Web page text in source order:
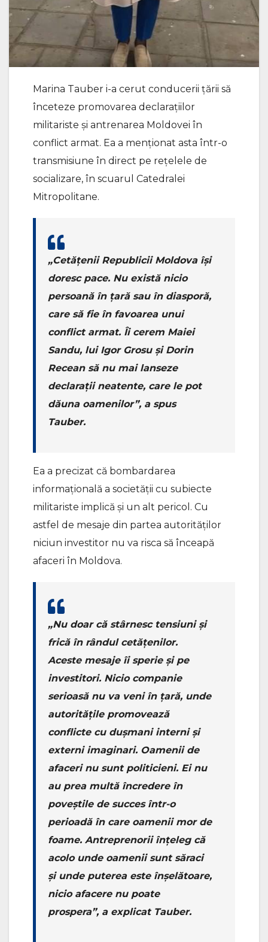
Marina Tauber i-a cerut conducerii țării să
înceteze promovarea declarațiilor
militariste și antrenarea Moldovei în
conflict armat. Ea a menționat asta într-o
transmisiune în direct pe rețelele de
socializare, în scuarul Catedralei
Mitropolitane.
„Cetățenii Republicii Moldova își
doresc pace. Nu există nicio
persoană în țară sau în diasporă,
care să fie în favoarea unui
conflict armat. Îi cerem Maiei
Sandu, lui Igor Grosu și Dorin
Recean să nu mai lanseze
declarații neatente, care le pot
dăuna oamenilor”, a spus
Tauber.
Ea a precizat că bombardarea
informațională a societății cu subiecte
militariste implică și un alt pericol. Cu
astfel de mesaje din partea autorităților
niciun investitor nu va risca să înceapă
afaceri în Moldova.
„Nu doar că stârnesc tensiuni și
frică în rândul cetățenilor.
Aceste mesaje îi sperie și pe
investitori. Nicio companie
serioasă nu va veni în țară, unde
autoritățile promovează
conflicte cu dușmani interni și
externi imaginari. Oamenii de
afaceri nu sunt politicieni. Ei nu
au prea multă încredere în
poveștile de succes într-o
perioadă în care oamenii mor de
foame. Antreprenorii înțeleg că
acolo unde oamenii sunt săraci
și unde puterea este înșelătoare,
nicio afacere nu poate
prospera”, a explicat Tauber.